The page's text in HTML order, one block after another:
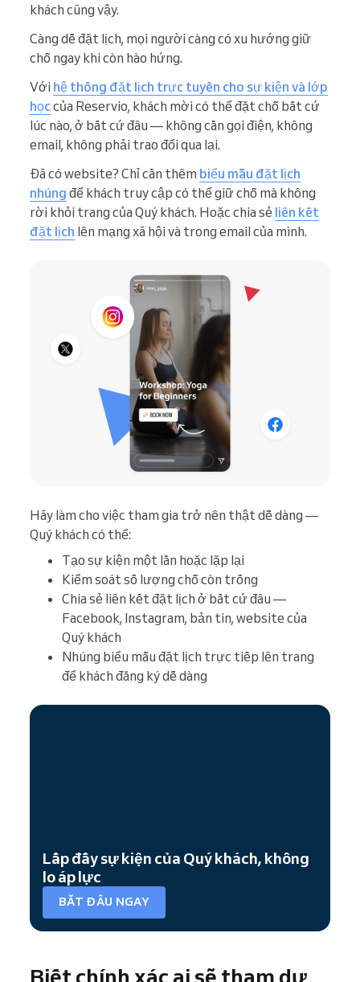
khách cũng vậy.
Càng dễ đặt lịch, mọi người càng có xu hướng giữ
chỗ ngay khi còn hào hứng.
Với hệ thống đặt lịch trực tuyến cho sự kiện và lớp
họccủa Reservio, khách mời có thể đặt chỗ bất cứ
lúc nào, ở bất cứ đâu — không cần gọi điện, không
email, không phải trao đổi qua lại.
Đã có website? Chỉ cần thêm biểu mẫu đặt lịch
nhúng để khách truy cập có thể giữ chỗ mà không
rời khỏi trang của Quý khách. Hoặc chia sẻ liên kết
đặt lịch lên mạng xã hội và trong email của mình.
Hãy làm cho việc tham gia trở nên thật dễ dàng —
Quý khách có thể:
Tạo sự kiện một lần hoặc lặp lại
Kiểm soát số lượng chỗ còn trống
Chia sẻ liên kết đặt lịch ở bất cứ đâu —
Facebook, Instagram, bản tin, website của
Quý khách
Nhúng biểu mẫu đặt lịch trực tiếp lên trang
để khách đăng ký dễ dàng
Lấp đầy sự kiện của Quý khách, không
lo áp lực
BẮT ĐẦU NGAY
Biết chính xác ai sẽ tham dự